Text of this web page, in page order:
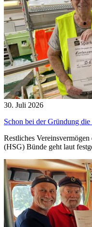
30. Juli 2026
Schon bei der Gründung
Restliches
(HSG) Bünde geht laut